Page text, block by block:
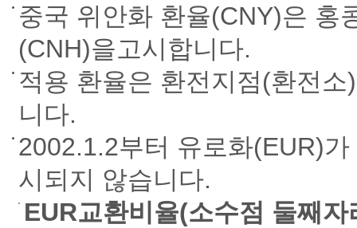
중국 위안화 환율(CNY)은 홍
(CNH)을고시합니다.
적용 환율은 환전지점(환전
니다.
2002.1.2부터 유로화(EUR)
시되지 않습니다.
EUR교환비율(소수점 둘째